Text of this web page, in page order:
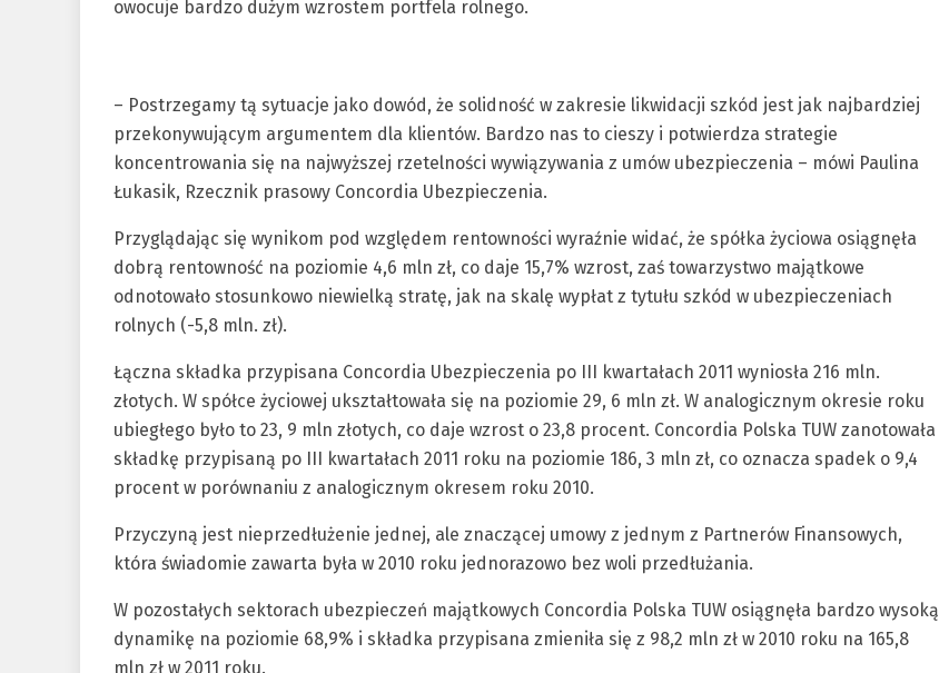
owocuje bardzo dużym wzrostem portfela rolnego.
– Postrzegamy tą sytuacje jako dowód, że solidność w zakresie likwidacji szkód jest jak najbardziej
przekonywującym argumentem dla klientów. Bardzo nas to cieszy i potwierdza strategie
koncentrowania się na najwyższej rzetelności wywiązywania z umów ubezpieczenia – mówi Paulina
Łukasik, Rzecznik prasowy Concordia Ubezpieczenia.
Przyglądając się wynikom pod względem rentowności wyraźnie widać, że spółka życiowa osiągnęła
dobrą rentowność na poziomie 4,6 mln zł, co daje 15,7% wzrost, zaś towarzystwo majątkowe
odnotowało stosunkowo niewielką stratę, jak na skalę wypłat z tytułu szkód w ubezpieczeniach
rolnych (-5,8 mln. zł).
Łączna składka przypisana Concordia Ubezpieczenia po III kwartałach 2011 wyniosła 216 mln.
złotych. W spółce życiowej ukształtowała się na poziomie 29, 6 mln zł. W analogicznym okresie roku
ubiegłego było to 23, 9 mln złotych, co daje wzrost o 23,8 procent. Concordia Polska TUW zanotowała
składkę przypisaną po III kwartałach 2011 roku na poziomie 186, 3 mln zł, co oznacza spadek o 9,4
procent w porównaniu z analogicznym okresem roku 2010.
Przyczyną jest nieprzedłużenie jednej, ale znaczącej umowy z jednym z Partnerów Finansowych,
która świadomie zawarta była w 2010 roku jednorazowo bez woli przedłużania.
W pozostałych sektorach ubezpieczeń majątkowych Concordia Polska TUW osiągnęła bardzo wysoką
dynamikę na poziomie 68,9% i składka przypisana zmieniła się z 98,2 mln zł w 2010 roku na 165,8
mln zł w 2011 roku.